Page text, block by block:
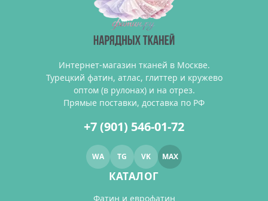
Интернет-магазин тканей в Москве.
Турецкий фатин, атлас, глиттер и кружево
оптом (в рулонах) и на отрез.
Прямые поставки, доставка по РФ
+7 (901) 546-01-72
WA TG VK MAX
КАТАЛОГ
Фатин и еврофатин